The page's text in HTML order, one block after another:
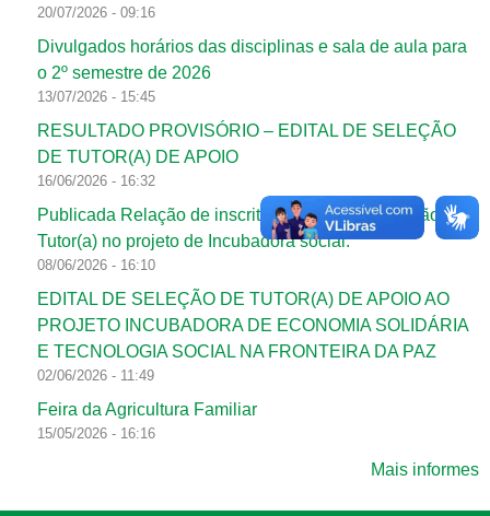
20/07/2026 - 09:16
Divulgados horários das disciplinas e sala de aula para
o 2º semestre de 2026
13/07/2026 - 15:45
RESULTADO PROVISÓRIO – EDITAL DE SELEÇÃO
DE TUTOR(A) DE APOIO
16/06/2026 - 16:32
Publicada Relação de inscritos no edital de seleção de
Tutor(a) no projeto de Incubadora social.
08/06/2026 - 16:10
EDITAL DE SELEÇÃO DE TUTOR(A) DE APOIO AO
PROJETO INCUBADORA DE ECONOMIA SOLIDÁRIA
E TECNOLOGIA SOCIAL NA FRONTEIRA DA PAZ
02/06/2026 - 11:49
Feira da Agricultura Familiar
15/05/2026 - 16:16
Mais informes